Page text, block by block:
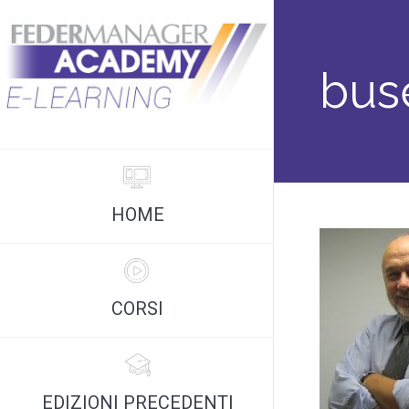
HOME
CORSI
EDIZIONI PRECEDENTI